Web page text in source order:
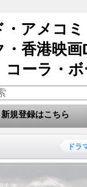
・アメコ
香港映画
ーラ・ボ
新規登録はこちら
ドラ